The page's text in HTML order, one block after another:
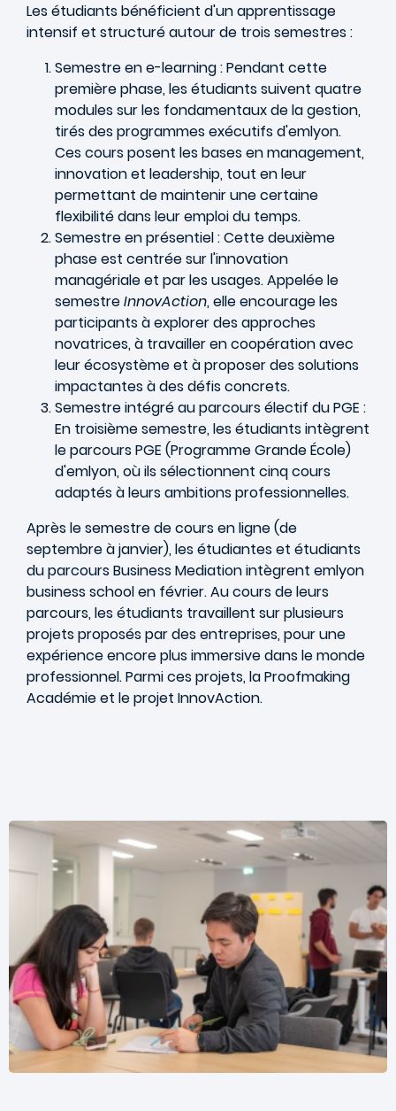
Les étudiants bénéficient d'un apprentissage
intensif et structuré autour de trois semestres :
Semestre en e-learning : Pendant cette
première phase, les étudiants suivent quatre
modules sur les fondamentaux de la gestion,
tirés des programmes exécutifs d'emlyon.
Ces cours posent les bases en management,
innovation et leadership, tout en leur
permettant de maintenir une certaine
flexibilité dans leur emploi du temps.
Semestre en présentiel : Cette deuxième
phase est centrée sur l'innovation
managériale et par les usages. Appelée le
semestreInnovAction, elle encourage les
participants à explorer des approches
novatrices, à travailler en coopération avec
leur écosystème et à proposer des solutions
impactantes à des défis concrets.
Semestre intégré au parcours électif du PGE :
En troisième semestre, les étudiants intègrent
le parcours PGE (Programme Grande École)
d'emlyon, où ils sélectionnent cinq cours
adaptés à leurs ambitions professionnelles.
Après le semestre de cours en ligne (de
septembre à janvier), les étudiantes et étudiants
du parcours Business Mediation intègrent emlyon
business school en février. Au cours de leurs
parcours, les étudiants travaillent sur plusieurs
projets proposés par des entreprises, pour une
expérience encore plus immersive dans le monde
professionnel. Parmi ces projets, la Proofmaking
Académie et le projet InnovAction.